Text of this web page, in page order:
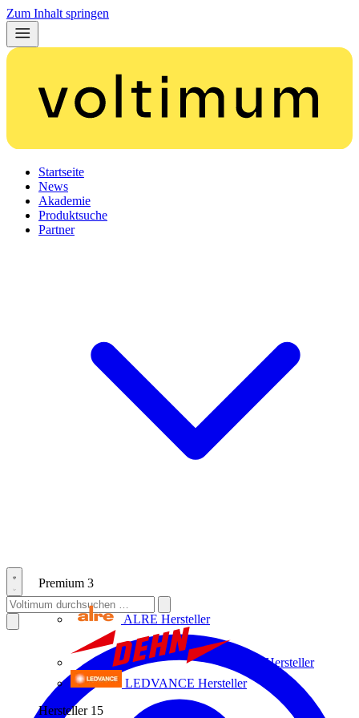
Zum Inhalt springen
Startseite
News
Akademie
Produktsuche
Partner
Premium 3
ALRE Hersteller
Hersteller
LEDVANCE Hersteller
Hersteller 15